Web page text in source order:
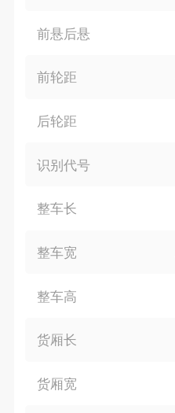
前悬后悬
前轮距
后轮距
识别代号
整车长
整车宽
整车高
货厢长
货厢宽